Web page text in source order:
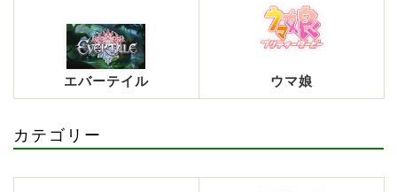
エバーテイル ウマ娘
カテゴリー